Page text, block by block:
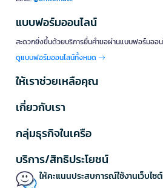
เส้นใยต่างๆ ก่อนที่จะเข้าสู่ฟิลเตอร์หลัก ช่วยยื
ช่วยประหยัดค่าใช้จ่ายในระยะยาว
วิธีเลือกแผ่นกรองเครื่องฟอกอ
การเลือกซื้อฟิลเตอร์เครื่องฟอกอากาศที่ถูกต้อง
ความเข้ากันได้:
แผ่นฟิลเตอร์ที่รองรับได้อย่างถูกต้อง
ประเภทการกรอง:
คุณภาพวัสดุ:เลือกแผ่นกรองจากแบรน
การผลิต ฟิลเตอร์กรองฝุ่นคุณภาพดีจะ
แบบฟอร์มออนไลน์
สะดวกยิ่งขึ้นด้วยบริการยื่นคำขอผ่านแบบฟอร์มออ
ดูแบบฟอร์มออนไลน์ทั้งหมด
ให้เราช่วยเหลือคุณ
เกี่ยวกับเรา
กลุ่มธุรกิจในเครือ
บริการ/สิทธิประโยชน์
ให้คะแนนประสบการณ์ใช้งานเว็บไซ